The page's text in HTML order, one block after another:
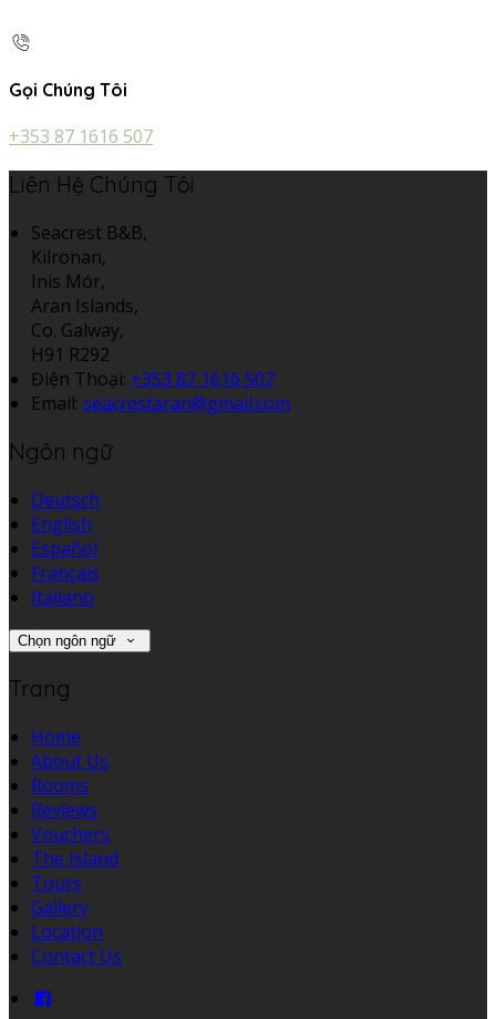
Gọi Chúng Tôi
+353 87 1616 507
Liên Hệ Chúng Tôi
Seacrest B&B,
Kilronan,
Inis Mór,
Aran Islands,
Co. Galway,
H91 R292
Điện Thoại: +353 87 1616 507
Email: seacrestaran@gmail.com
Ngôn ngữ
Deutsch
English
Español
Français
Italiano
Chọn ngôn ngữ
Trang
Home
About Us
Rooms
Reviews
Vouchers
The Island
Tours
Gallery
Location
Contact Us